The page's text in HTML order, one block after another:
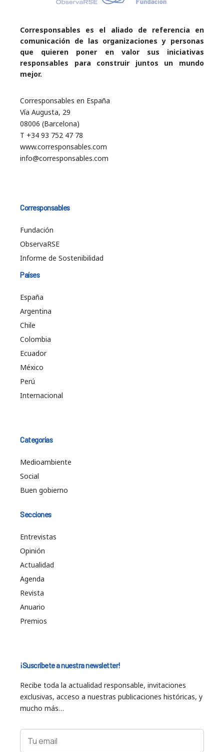
Corresponsables es el aliado de referencia en
comunicación de las organizaciones y personas
que quieren poner en valor sus iniciativas
responsables para construir juntos un mundo
mejor.
Corresponsables en España
Vía Augusta, 29
08006 (Barcelona)
T +34 93 752 47 78
www.corresponsables.com
info@corresponsables.com
Corresponsables
Fundación
ObservaRSE
Informe de Sostenibilidad
Países
España
Argentina
Chile
Colombia
Ecuador
México
Perú
Internacional
Categorías
Medioambiente
Social
Buen gobierno
Secciones
Entrevistas
Opinión
Actualidad
Agenda
Revista
Anuario
Premios
¡Suscríbete a nuestra newsletter!
Recibe toda la actualidad responsable, invitaciones
exclusivas, acceso a nuestras publicaciones históricas, y
mucho más…